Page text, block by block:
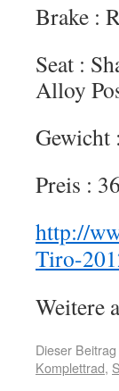
Brake :
Seat :
Alloy
Gewicht
Preis :
http://
Tiro-
Weitere
Dieser
Komplettrad,